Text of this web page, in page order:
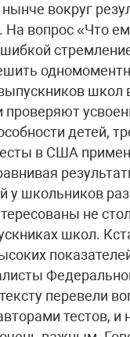
вокруг
На вопрос «Что
проверяют
детей,
в США
у школьников
не
школ.
перевели
тестов, и